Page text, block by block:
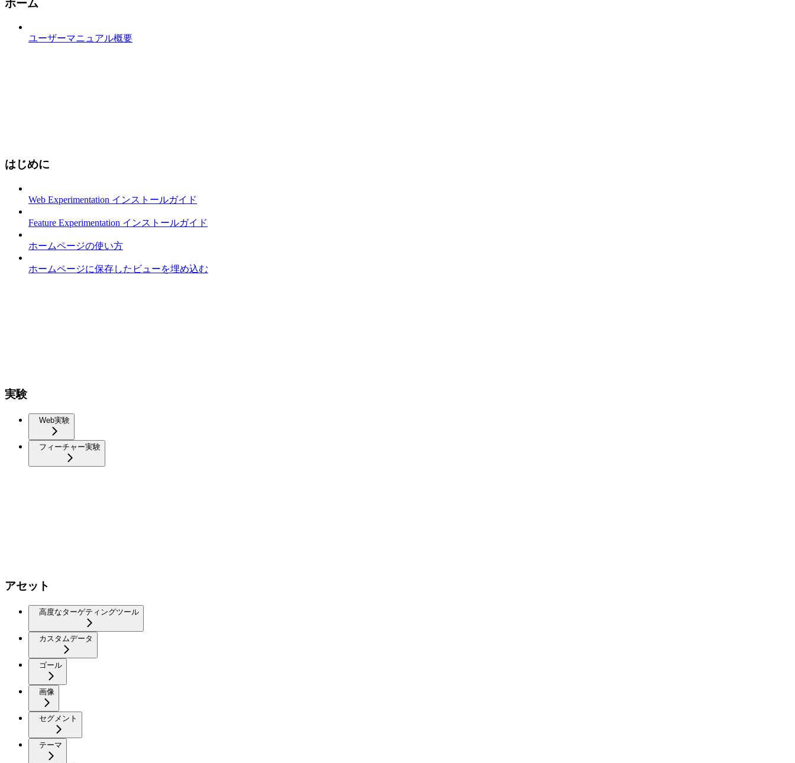
ホーム
ユーザーマニュアル概要
はじめに
Web Experimentation インストールガイド
Feature Experimentation インストールガイド
ホームページの使い方
ホームページに保存したビューを埋め込む
実験
Web実験
フィーチャー実験
アセット
高度なターゲティングツール
カスタムデータ
ゴール
画像
セグメント
テーマ